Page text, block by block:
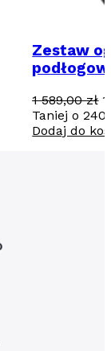
Zestaw
TVT30 CS
1 589,00zł
Taniej o
Dodaj do